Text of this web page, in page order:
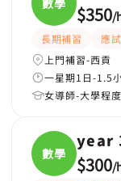
$350/
長期補習 應
上門補習-西貢
一星期1日-1.5
女導師-大學程度
數學
year
$300/